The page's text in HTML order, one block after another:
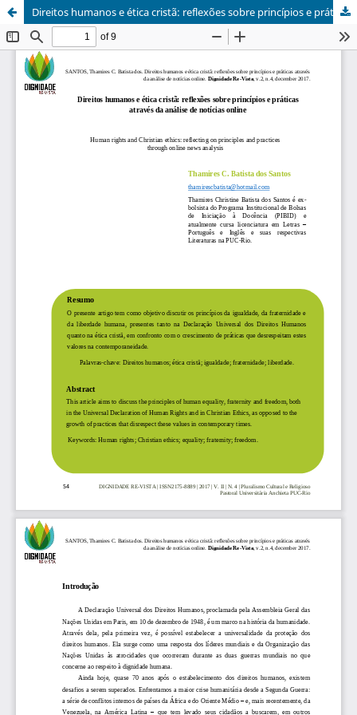
Direitos humanos e ética cristã: reflexões sobre princípios e práticas através da análise de notícias online